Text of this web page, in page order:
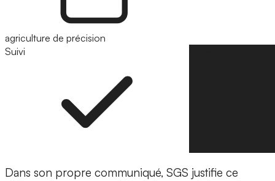
agriculture de précision
Suivi
Dans son propre communiqué, SGS justifie ce